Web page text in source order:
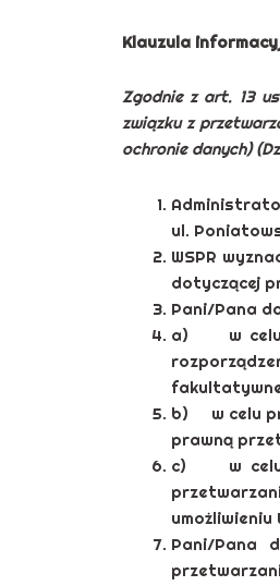
Klauzula
Zgodnie z art. 13
związku z
ochronie danych)
ul.
WSPR
dotyczącej
Pani/Pana
a) w celu
b) w celu
prawną
c) w celu
umożliwieniu
Pani/Pana